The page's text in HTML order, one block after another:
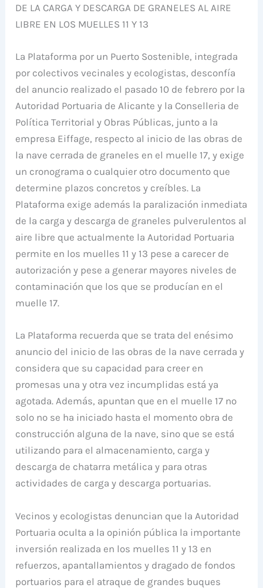
DE LA CARGA Y DESCARGA DE GRANELES AL AIRE
LIBRE EN LOS MUELLES 11 Y 13
La Plataforma por un Puerto Sostenible, integrada
por colectivos vecinales y ecologistas, desconfía
del anuncio realizado el pasado 10 de febrero por la
Autoridad Portuaria de Alicante y la Conselleria de
Política Territorial y Obras Públicas, junto a la
empresa Eiffage, respecto al inicio de las obras de
la nave cerrada de graneles en el muelle 17, y exige
un cronograma o cualquier otro documento que
determine plazos concretos y creíbles. La
Plataforma exige además la paralización inmediata
de la carga y descarga de graneles pulverulentos al
aire libre que actualmente la Autoridad Portuaria
permite en los muelles 11 y 13 pese a carecer de
autorización y pese a generar mayores niveles de
contaminación que los que se producían en el
muelle 17.
La Plataforma recuerda que se trata del enésimo
anuncio del inicio de las obras de la nave cerrada y
considera que su capacidad para creer en
promesas una y otra vez incumplidas está ya
agotada. Además, apuntan que en el muelle 17 no
solo no se ha iniciado hasta el momento obra de
construcción alguna de la nave, sino que se está
utilizando para el almacenamiento, carga y
descarga de chatarra metálica y para otras
actividades de carga y descarga portuarias.
Vecinos y ecologistas denuncian que la Autoridad
Portuaria oculta a la opinión pública la importante
inversión realizada en los muelles 11 y 13 en
refuerzos, apantallamientos y dragado de fondos
portuarios para el atraque de grandes buques